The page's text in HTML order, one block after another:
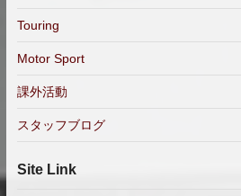
Touring
Motor Sport
課外活動
スタッフブログ
Site Link